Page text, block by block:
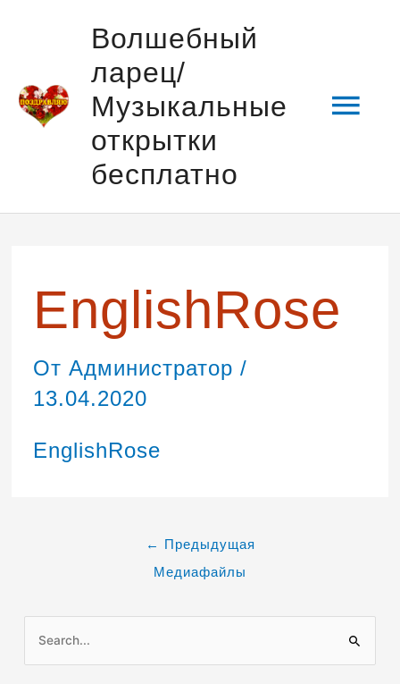
содержимому
Волшебный
ларец/
Музыкальные
открытки
бесплатно
EnglishRose
От Администратор /
13.04.2020
EnglishRose
записям
←
Предыдущая
Медиафайлы
о